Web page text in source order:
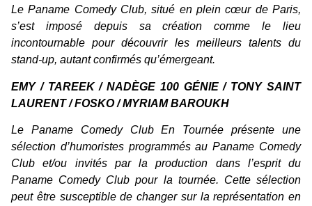
Le Paname Comedy Club, situé en plein cœur de Paris,
s’est imposé depuis sa création comme le lieu
incontournable pour découvrir les meilleurs talents du
stand-up, autant confirmés qu’émergeant.
EMY / TAREEK / NADÈGE 100 GÉNIE / TONY SAINT
LAURENT / FOSKO / MYRIAM BAROUKH
Le Paname Comedy Club En Tournée présente une
sélection d’humoristes programmés au Paname Comedy
Club et/ou invités par la production dans l’esprit du
Paname Comedy Club pour la tournée. Cette sélection
peut être susceptible de changer sur la représentation en